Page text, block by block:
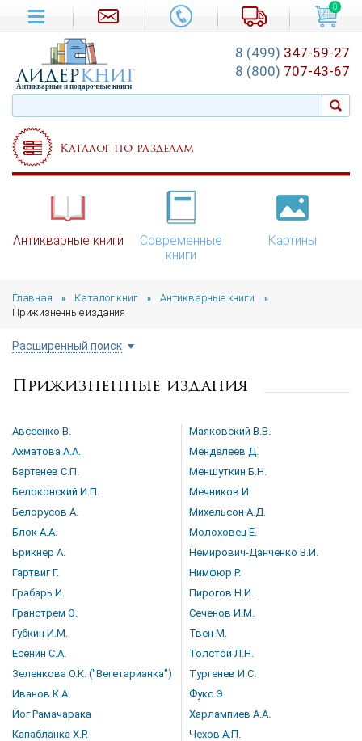
Каталог по разделам
Антикварные книги
Современные
книги
Картины
Главная » Каталог книг » Антикварные книги »
Прижизненные издания
Расширенный поиск
Цена руб.
Автор
от
до
Язык книги
...
Переплет
...
по году издания
Прижизненные издания
Авсеенко В.
Ахматова А.А.
Бартенев С.П.
Белоконский И.П.
Белорусов А.
Блок А.А.
Брикнер А.
Гартвиг Г.
Грабарь И.
Гранстрем Э.
Губкин И.М.
Есенин С.А.
Зеленкова О.К. ("Вегетарианка")
Иванов К.А.
Йог Рамачарака
Капабланка Х.Р.
Маяковский В.В.
Менделеев Д.
Меншуткин Б.Н.
Мечников И.
Михельсон А.Д.
Молоховец Е.
Немирович-Данченко В.И.
Нимфюр Р.
Пирогов Н.И.
Сеченов И.М.
Твен М.
Толстой Л.Н.
Тургенев И.С.
Фукс Э.
Харлампиев А.А.
Чехов А.П.
0
лидеркниг
Антикварные и подарочные книги
8 (499) 347-59-27
8 (800) 707-43-67